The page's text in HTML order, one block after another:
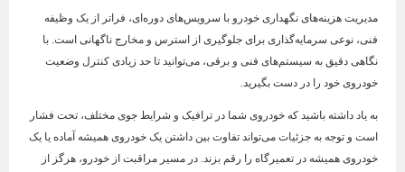
مدیریت هزینه‌های نگهداری خودرو با سرویس‌های دوره‌ای، فراتر از یک وظیفه
فنی، نوعی سرمایه‌گذاری برای جلوگیری از استرس و مخارج ناگهانی است. با
نگاهی دقیق به سیستم‌های فنی و برقی، می‌توانید تا حد زیادی کنترل وضعیت
خودروی خود را در دست بگیرید.
به یاد داشته باشید که خودروی شما در ترافیک و شرایط جوی مختلف، تحت فشار
است و توجه به جزئیات می‌تواند تفاوت بین داشتن یک خودروی همیشه آماده یا یک
خودروی همیشه در تعمیرگاه را رقم بزند. در مسیر مراقبت از خودرو، هرگز از